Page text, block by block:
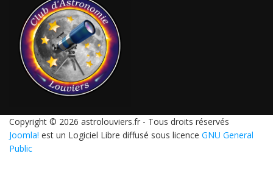
Copyright © 2026 astrolouviers.fr - Tous droits réservés
Joomla! est un Logiciel Libre diffusé sous licence GNU General
Public